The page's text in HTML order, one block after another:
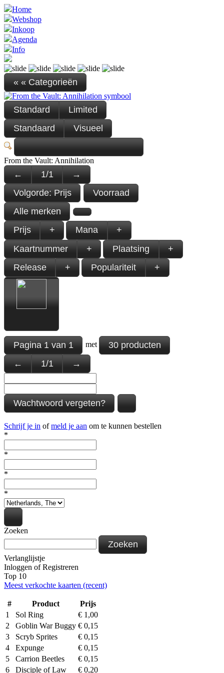
Home
Webshop
Inkoop
Agenda
Info
« « Categorieën
Standard
Limited
Standaard
Visueel
From the Vault: Annihilation
← 1/1
→
Volgorde: Prijs
Voorraad
Alle merken
Prijs
+ Mana
+
Kaartnummer
+ Plaatsing
+
Release
+ Populariteit +
Pagina1van1 met
30 producten
←
1/1 →
Wachtwoord vergeten?
Schrijf je in ofmeld je aan om te kunnen bestellen
*
*
*
*
Zoeken
Zoeken
Verlanglijstje
Inloggen ofRegistreren
Top 10
Meest verkochte kaarten (recent)
# Product
Prijs
1
Sol Ring € 1,00
2
Goblin War Buggy € 0,15
3
Scryb Sprites € 0,15
4
Expunge € 0,15
5
Carrion Beetles € 0,15
6
Disciple of Law € 0,20